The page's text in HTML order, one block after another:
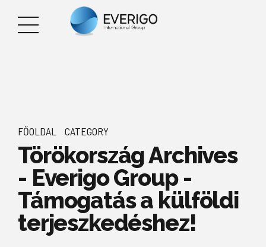
FŐOLDAL CATEGORY
Törökország Archives
- Everigo Group -
Támogatás a külföldi
terjeszkedéshez!